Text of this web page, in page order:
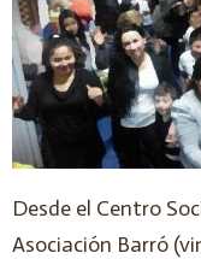
Desde el Centro
Asociación Barró